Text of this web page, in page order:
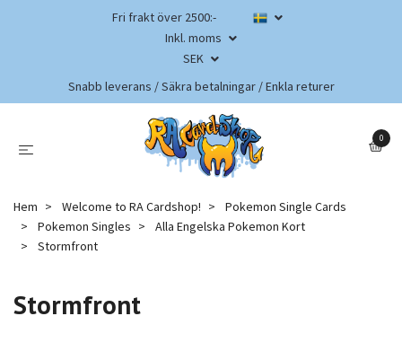
Fri frakt över 2500:-
Inkl. moms
SEK
Snabb leverans / Säkra betalningar / Enkla returer
0
Hem Welcome to RA Cardshop!
Pokemon Single Cards
Pokemon Singles
Alla Engelska Pokemon Kort
Stormfront
Stormfront